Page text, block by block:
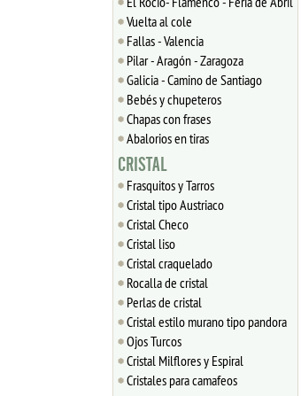
Vuelta al cole
Fallas - Valencia
Pilar - Aragón - Zaragoza
Galicia - Camino de Santiago
Bebés y chupeteros
Chapas con frases
Abalorios en tiras
CRISTAL
Frasquitos y Tarros
Cristal tipo Austriaco
Cristal Checo
Cristal liso
Cristal craquelado
Rocalla de cristal
Perlas de cristal
Cristal estilo murano tipo pandora
Ojos Turcos
Cristal Milflores y Espiral
Cristales para camafeos